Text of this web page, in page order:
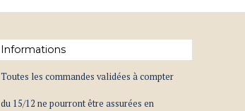
Informations
Toutes les commandes validées à compter
du 15/12 ne pourront être assurées en